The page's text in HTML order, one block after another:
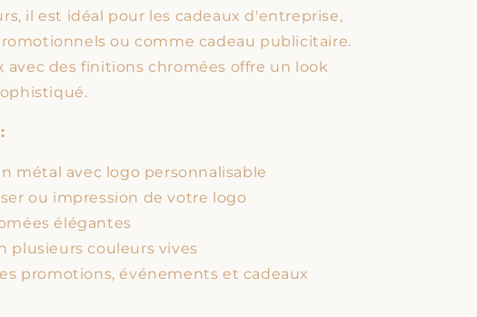
il est idéal pour les cadeaux d'entreprise,
ou comme cadeau publicitaire.
avec des finitions chromées offre un look
métal avec logo personnalisable
ou impression de votre logo
élégantes
plusieurs couleurs vives
promotions, événements et cadeaux